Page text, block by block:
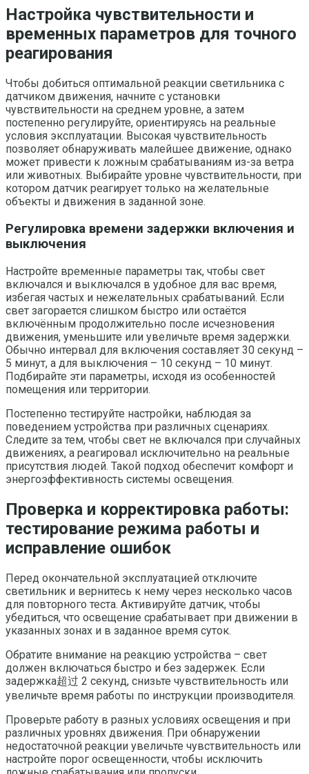
Настройка чувствительности и
временных параметров для точного
реагирования
Чтобы добиться оптимальной реакции светильника с
датчиком движения, начните с установки
чувствительности на среднем уровне, а затем
постепенно регулируйте, ориентируясь на реальные
условия эксплуатации. Высокая чувствительность
позволяет обнаруживать малейшее движение, однако
может привести к ложным срабатываниям из-за ветра
или животных. Выбирайте уровне чувствительности, при
котором датчик реагирует только на желательные
объекты и движения в заданной зоне.
Регулировка времени задержки включения и
выключения
Настройте временные параметры так, чтобы свет
включался и выключался в удобное для вас время,
избегая частых и нежелательных срабатываний. Если
свет загорается слишком быстро или остаётся
включённым продолжительно после исчезновения
движения, уменьшите или увеличьте время задержки.
Обычно интервал для включения составляет 30 секунд –
5 минут, а для выключения – 10 секунд – 10 минут.
Подбирайте эти параметры, исходя из особенностей
помещения или территории.
Постепенно тестируйте настройки, наблюдая за
поведением устройства при различных сценариях.
Следите за тем, чтобы свет не включался при случайных
движениях, а реагировал исключительно на реальные
присутствия людей. Такой подход обеспечит комфорт и
энергоэффективность системы освещения.
Проверка и корректировка работы:
тестирование режима работы и
исправление ошибок
Перед окончательной эксплуатацией отключите
светильник и вернитесь к нему через несколько часов
для повторного теста. Активируйте датчик, чтобы
убедиться, что освещение срабатывает при движении в
указанных зонах и в заданное время суток.
Обратите внимание на реакцию устройства – свет
должен включаться быстро и без задержек. Если
задержка超过 2 секунд, снизьте чувствительность или
увеличьте время работы по инструкции производителя.
Проверьте работу в разных условиях освещения и при
различных уровнях движения. При обнаружении
недостаточной реакции увеличьте чувствительность или
настройте порог освещенности, чтобы исключить